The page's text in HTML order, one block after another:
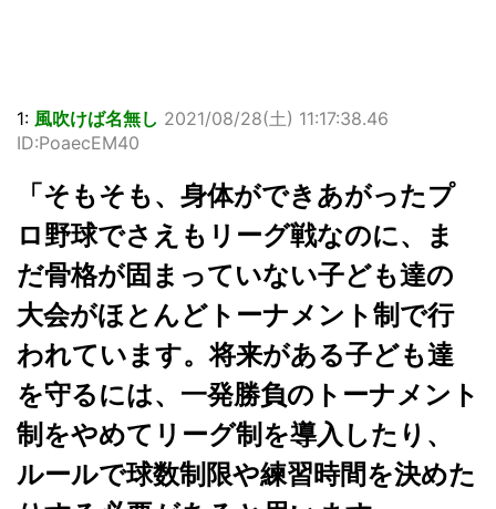
1: 風吹けば名無し 2021/08/28(土) 11:17:38.46
ID:PoaecEM40
「そもそも、身体ができあがったプ
ロ野球でさえもリーグ戦なのに、ま
だ骨格が固まっていない子ども達の
大会がほとんどトーナメント制で行
われています。将来がある子ども達
を守るには、一発勝負のトーナメント
制をやめてリーグ制を導入したり、
ルールで球数制限や練習時間を決めた